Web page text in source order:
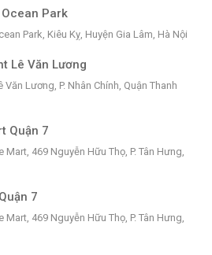
Park
Park, Kiêu Kỵ, Huyện Gia Lâm, Hà Nội
Lê Văn Lương
Văn Lương, P. Nhân Chính, Quận Thanh
Quận 7
Mart, 469 Nguyễn Hữu Thọ, P. Tân Hưng,
7
Mart, 469 Nguyễn Hữu Thọ, P. Tân Hưng,